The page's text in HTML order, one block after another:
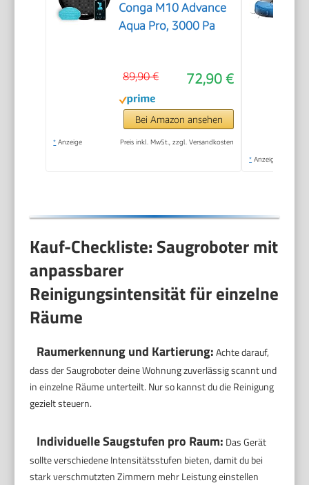
Conga M10 Advance
Aqua Pro, 3000 Pa
72,90 €
89,90 €
Bei Amazon ansehen
* Anzeige Preis inkl. MwSt., zzgl. Versandkosten
* Anzeige
Kauf-Checkliste: Saugroboter mit
anpassbarer
Reinigungsintensität für einzelne
Räume
Raumerkennung und Kartierung:Achte darauf,
dass der Saugroboter deine Wohnung zuverlässig scannt und
in einzelne Räume unterteilt. Nur so kannst du die Reinigung
gezielt steuern.
Individuelle Saugstufen pro Raum: Das Gerät
sollte verschiedene Intensitätsstufen bieten, damit du bei
stark verschmutzten Zimmern mehr Leistung einstellen